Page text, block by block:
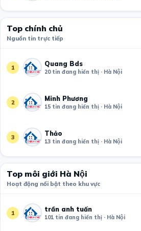
Top chính chủ
Nguồn tin trực tiếp
1 Quang Bds
20 tin đang hiển thị · Hà Nội
2 Minh Phương
15 tin đang hiển thị · Hà Nội
3 Thảo
13 tin đang hiển thị · Hà Nội
Top môi giới Hà Nội
Hoạt động nổi bật theo khu vực
1 trần anh tuấn
101 tin đang hiển thị · Hà Nội